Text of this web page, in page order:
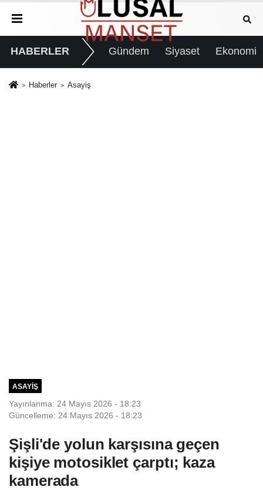
HABERLER Gündem Siyaset Ekonomi
Haberler Asayiş
ASAYIŞ
Yayınlanma: 24 Mayıs 2026 - 18:23
Güncelleme: 24 Mayıs 2026 - 18:23
Şişli'de yolun karşısına geçen
kişiye motosiklet çarptı; kaza
kamerada